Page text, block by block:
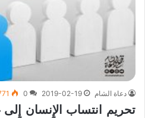
دعاة الشام 2019-02-19
0
تحريم انتساب الإِنسان إِلى